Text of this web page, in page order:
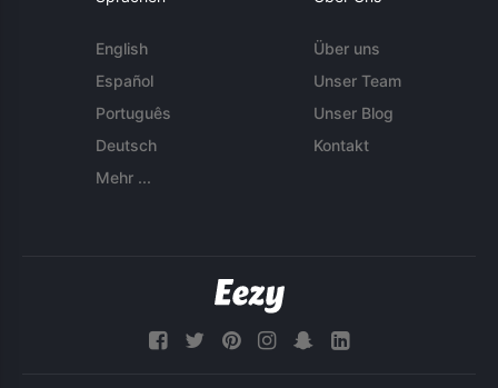
English
Español
Português
Deutsch
Mehr ...
Über uns
Unser Team
Unser Blog
Kontakt